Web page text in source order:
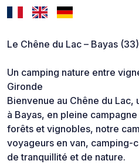
Le Chêne du Lac – Bayas (33)
Un camping nature entre
Gironde
Bienvenue au Chêne du
à Bayas, en pleine
forêts et vignobles, notre
voyageurs en van, camping-
de tranquillité et de nature.